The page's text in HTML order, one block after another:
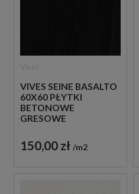
VIVES SEINE BASALTO
60X60 PŁYTKI
BETONOWE
GRESOWE
150,00 zł m2